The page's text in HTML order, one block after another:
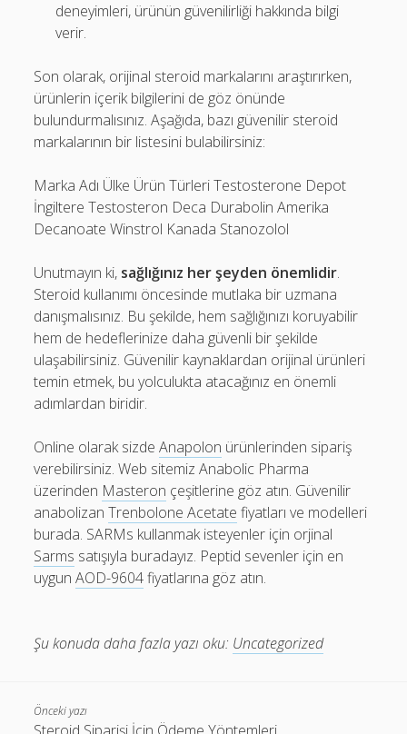
deneyimleri, ürünün güvenilirliği hakkında bilgi
verir.
Son olarak, orijinal steroid markalarını araştırırken,
ürünlerin içerik bilgilerini de göz önünde
bulundurmalısınız. Aşağıda, bazı güvenilir steroid
markalarının bir listesini bulabilirsiniz:
Marka Adı Ülke Ürün Türleri Testosterone Depot
İngiltere Testosteron Deca Durabolin Amerika
Decanoate Winstrol Kanada Stanozolol
Unutmayın ki, sağlığınız her şeyden önemlidir.
Steroid kullanımı öncesinde mutlaka bir uzmana
danışmalısınız. Bu şekilde, hem sağlığınızı koruyabilir
hem de hedeflerinize daha güvenli bir şekilde
ulaşabilirsiniz. Güvenilir kaynaklardan orijinal ürünleri
temin etmek, bu yolculukta atacağınız en önemli
adımlardan biridir.
Online olarak sizdeAnapolon ürünlerinden sipariş
verebilirsiniz. Web sitemiz Anabolic Pharma
üzerinden Masteron çeşitlerine göz atın. Güvenilir
anabolizanTrenbolone Acetate fiyatları ve modelleri
burada. SARMs kullanmak isteyenler için orjinal
Sarms satışıyla buradayız. Peptid sevenler için en
uygunAOD-9604fiyatlarına göz atın.
Şu konuda daha fazla yazı oku: Uncategorized
Önceki yazı